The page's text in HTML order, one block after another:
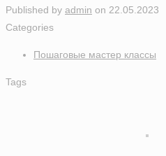
Published by admin on 22.05.2023
Categories
Пошаговые мастер классы
Tags